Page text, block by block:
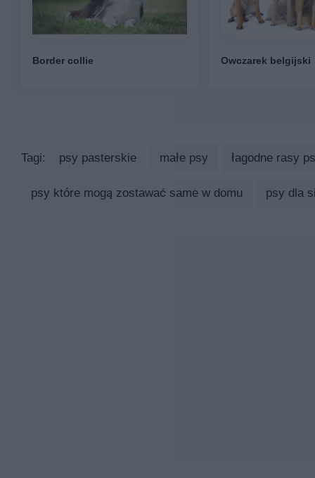
Border collie Owczarek belgijski
Tagi: psy pasterskie małe psy łagodne rasy
psy które mogą zostawać same w domu psy dla